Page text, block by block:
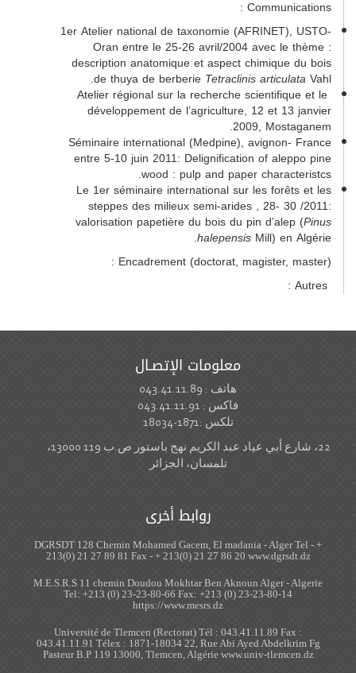
Communications :
1er Atelier national de taxonomie (AFRINET), USTO-
Oran entre le 25-26 avril/2004 avec le thème :
description anatomique et aspect chimique du bois
de thuya de berberie Tetraclinis articulataVahl.
Atelier régional sur la recherche scientifique et le
développement de l’agriculture, 12 et 13 janvier
2009, Mostaganem.
Séminaire international (Medpine), avignon- France
entre 5-10 juin 2011: Delignification of aleppo pine
wood : pulp and paper characteristcs.
Le 1er séminaire international sur les forêts et les
steppes des milieux semi-arides , 28- 30 /2011:
valorisation papetière du bois du pin d’alep (Pinus
halepensis Mill) en Algérie.
Encadrement (doctorat, magister, master) :
معلومات الإتصـال
هاتف : 043.41.11.89
فاكس : 043.41.11.91
تلكس :1871-18034
22، شارع أبي عياد عبد الكريم نهج باستور ص.ب 119 13000،
تلمسان، الجزائر
روابط أخرى
DGRSDT 128 Chemin Mohamed Gacem, El madania - Alger Tel - +
213(0) 21 27 89 81 Fax - + 213(0) 21 27 86 20 www.dgrsdt.dz
M.E.S.R.S 11 chemin Doudou Mokhtar Ben Aknoun Alger - Algerie
Tel: +213 (0) 23-23-80-66 Fax: +213 (0) 23-23-80-14
https://www.mesrs.dz
Université de Tlemcen (Rectorat) Tél : 043.41.11.89 Fax :
043.41.11.91 Télex : 1871-18034 22, Rue Abi Ayed Abdelkrim Fg
Pasteur B.P 119 13000, Tlemcen, Algérie www.univ-tlemcen.dz